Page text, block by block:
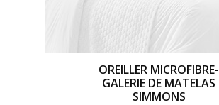
OREILLER MICROFIBRE-
GALERIE DE MATELAS
SIMMONS